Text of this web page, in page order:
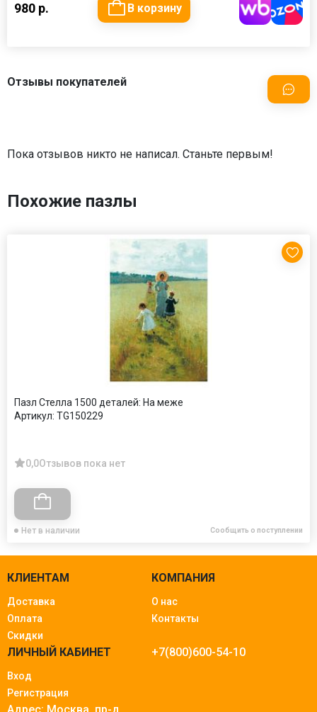
980 р. В корзину
Отзывы покупателей
Пока отзывов никто не написал. Станьте первым!
Похожие пазлы
Пазл Стелла 1500 деталей: На меже
Артикул: TG150229
0,0Отзывов пока нет
Нет в наличии Сообщить о поступлении
КЛИЕНТАМ
Доставка
Оплата
Скидки
КОМПАНИЯ
О нас
Контакты
ЛИЧНЫЙ КАБИНЕТ
Вход
Регистрация
+7(800)600-54-10
Адрес: Москва. пр-д